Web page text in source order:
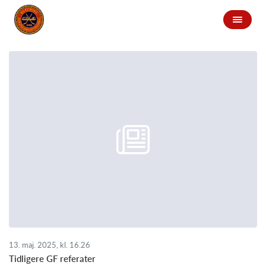
13. maj. 2025, kl. 16.26
Tidligere GF referater